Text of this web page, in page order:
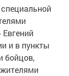
и в пункты
бойцов,